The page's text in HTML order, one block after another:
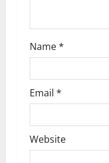
Name*
Email *
Website